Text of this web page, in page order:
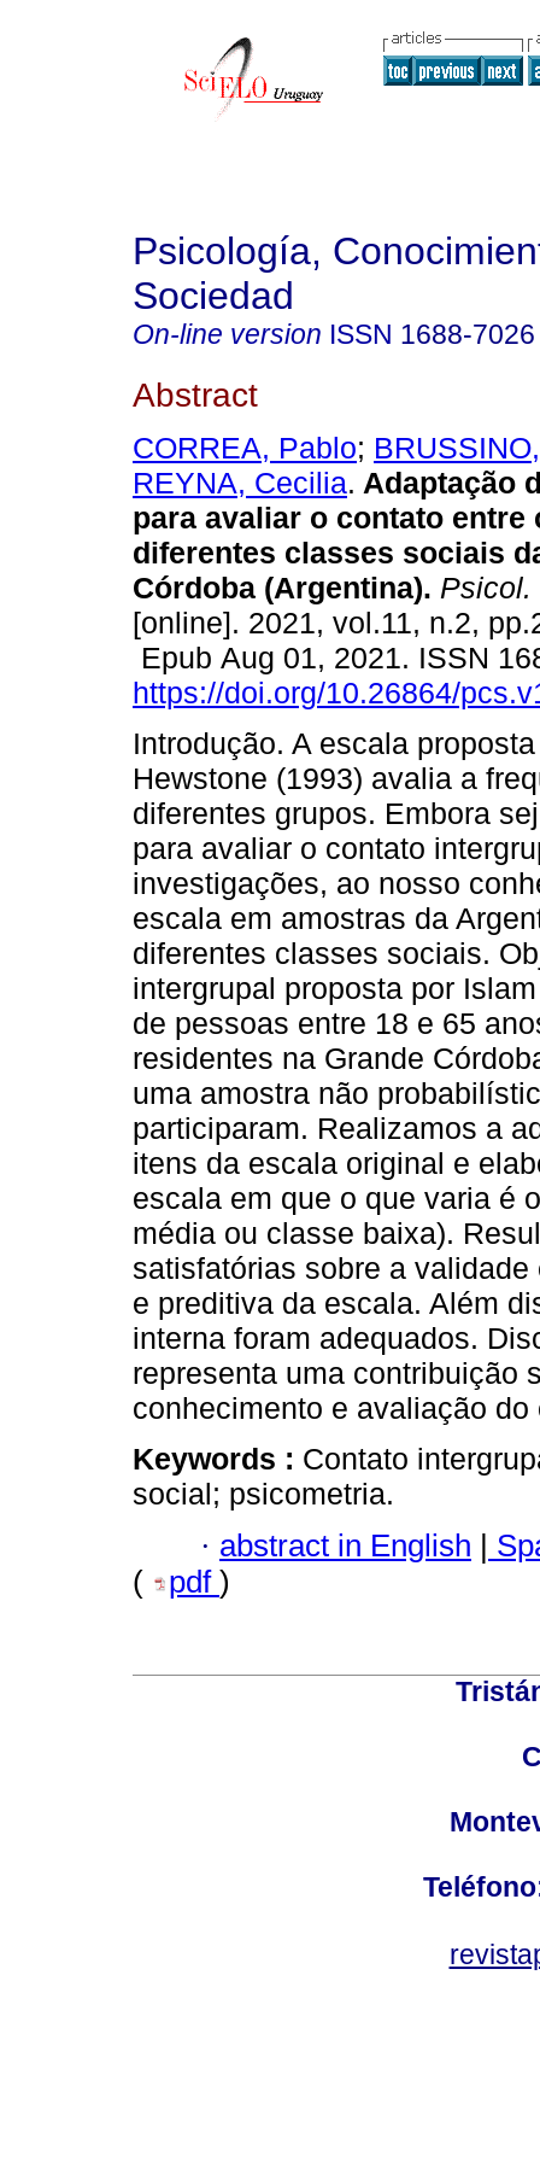
Psicología,
Sociedad
On-line version ISSN 1688-7026
Abstract
CORREA, Pablo;
REYNA, Cecilia. Adaptação
para avaliar o contato entre
diferentes classes sociais
Córdoba (Argentina). Psicol.
[online]. 2021, vol.11, n.2,
Epub Aug 01, 2021. ISSN
https://doi.org/10.26864/
Introdução. A escala
Hewstone (1993) avalia a
diferentes grupos. Embora
para avaliar o contato
investigações, ao nosso
escala em amostras da
diferentes classes sociais.
intergrupal proposta por
de pessoas entre 18 e 65
residentes na Grande
uma amostra não
participaram. Realizamos a
itens da escala original e
escala em que o que varia é
média ou classe baixa).
satisfatórias sobre a
e preditiva da escala. Além
interna foram adequados.
representa uma contribuição
conhecimento e avaliação
Keywords : Contato
social; psicometria.
· abstract in English |
(
pdf )